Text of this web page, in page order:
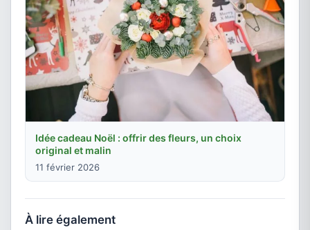
Idée cadeau Noël : offrir des fleurs, un choix
original et malin
11 février 2026
À lire également